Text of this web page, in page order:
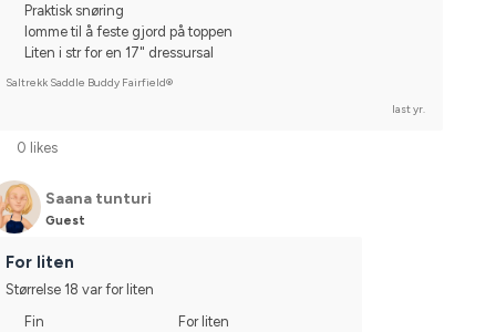
Praktisk snøring
lomme til å feste gjord på toppen
Liten i str for en 17" dressursal
Saltrekk Saddle Buddy Fairfield®
last yr.
0 likes
Saana tunturi
Guest
For liten
Størrelse 18 var for liten
Fin
For liten